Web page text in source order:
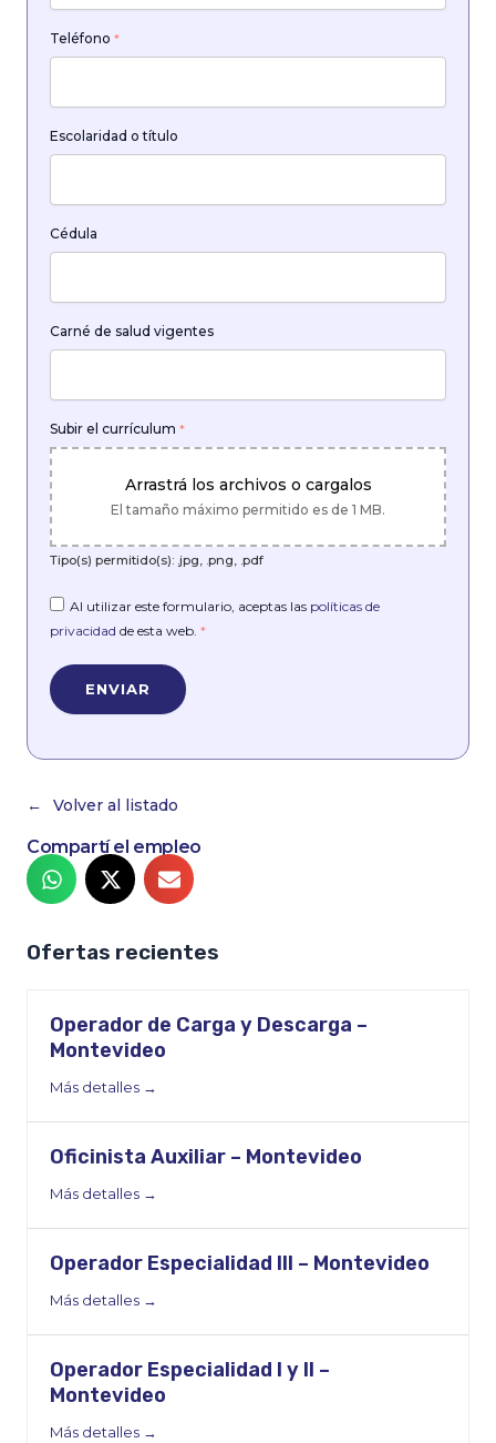
Teléfono *
Escolaridad o título
Cédula
Carné de salud vigentes
Subir el currículum *
Arrastrá los archivos o cargalos
El tamaño máximo permitido es de 1 MB.
Tipo(s) permitido(s): .jpg, .png, .pdf
Al utilizar este formulario, aceptas las políticas de
privacidad de esta web. *
Volver al listado
Compartí el empleo
Ofertas recientes
Operador de Carga y Descarga –
Montevideo
Más detalles
Oficinista Auxiliar – Montevideo
Más detalles
Operador Especialidad III – Montevideo
Más detalles
Operador Especialidad I y II –
Montevideo
Más detalles